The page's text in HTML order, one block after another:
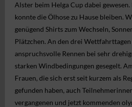
Regatten
MSC Shop
MSC Racing Team is coming
IDM ILCA Masters Championship
Alster beim Helga Cup dabei
konnte die Ölhose zu Hause bleiben.
genügend Shirts zum Wechseln,
Plätzchen. An den drei
anspruchsvolle Rennen bei sehr
starken Windbedingungen gesegelt.
Frauen, die sich erst seit kurzem als
gefunden haben, auch
vergangenen und jetzt kommenden